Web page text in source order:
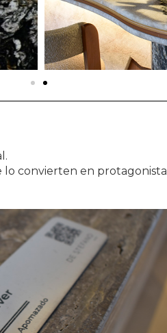
convierten en